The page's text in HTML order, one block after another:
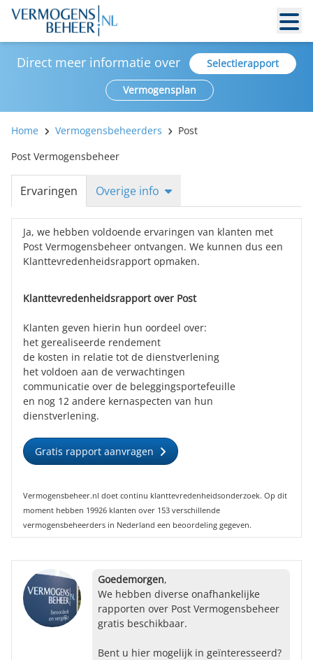
Direct meer informatie over
Selectierapport
Vermogensplan
Home Vermogensbeheerders
Post
Post Vermogensbeheer
Ervaringen Overige info
Ja, we hebben voldoende ervaringen van klanten met
Post Vermogensbeheer ontvangen. We kunnen dus een
Klanttevredenheidsrapport opmaken.
Klanttevredenheidsrapport over Post
Klanten geven hierin hun oordeel over:
het gerealiseerde rendement
de kosten in relatie tot de dienstverlening
het voldoen aan de verwachtingen
communicatie over de beleggingsportefeuille
en nog 12 andere kernaspecten van hun
dienstverlening.
Gratis rapport aanvragen
Vermogensbeheer.nl doet continu klanttevredenheidsonderzoek. Op dit
moment hebben 19926 klanten over 153 verschillende
vermogensbeheerders in Nederland een beoordeling gegeven.
Goedemorgen,
We hebben diverse onafhankelijke
rapporten over Post Vermogensbeheer
gratis beschikbaar.
Bent u hier mogelijk in geïnteresseerd?